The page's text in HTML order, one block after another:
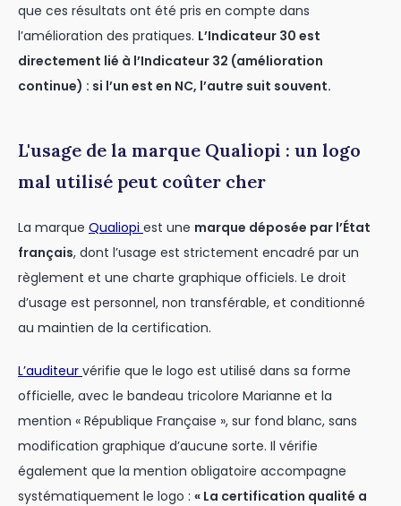
que ces résultats ont été pris en compte dans
l’amélioration des pratiques. L’Indicateur 30 est
directement lié à l’Indicateur 32 (amélioration
continue) : si l’un est en NC, l’autre suit souvent.
L'usage de la marque Qualiopi : un logo
mal utilisé peut coûter cher
La marque Qualiopi est une marque déposée par l’État
français, dont l’usage est strictement encadré par un
règlement et une charte graphique officiels. Le droit
d’usage est personnel, non transférable, et conditionné
au maintien de la certification.
L’auditeur vérifie que le logo est utilisé dans sa forme
officielle, avec le bandeau tricolore Marianne et la
mention « République Française », sur fond blanc, sans
modification graphique d’aucune sorte. Il vérifie
également que la mention obligatoire accompagne
systématiquement le logo : « La certification qualité a